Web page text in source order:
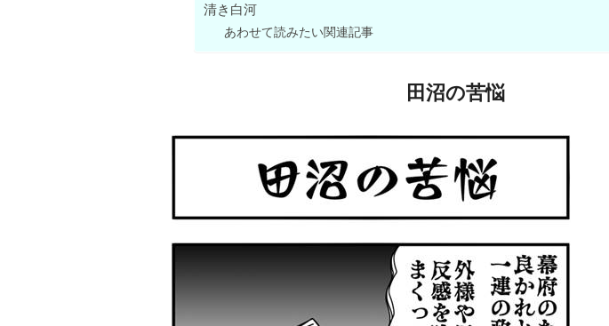
清き白河
あわせて読みたい関連記事
田沼の苦悩